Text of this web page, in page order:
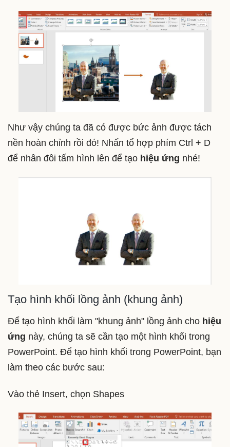
Như vậy chúng ta đã có được bức ảnh được tách
nền hoàn chỉnh rồi đó! Nhấn tổ hợp phím Ctrl + D
để nhân đôi tấm hình lên để tạo hiệu ứng nhé!
Tạo hình khối lồng ảnh (khung ảnh)
Để tạo hình khối làm "khung ảnh" lồng ảnh cho hiệu
ứng này, chúng ta sẽ cần tạo một hình khối trong
PowerPoint. Để tạo hình khối trong PowerPoint, bạn
làm theo các bước sau:
Vào thẻ Insert, chọn Shapes